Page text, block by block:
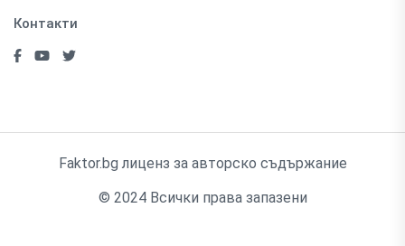
Контакти
Faktor.bg лиценз за авторско съдържание
© 2024 Всички права запазени